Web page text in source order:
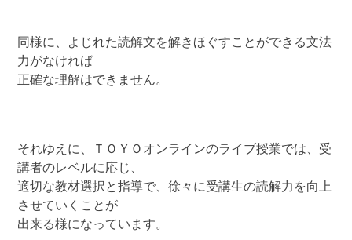
同様に、よじれた読解文を解きほぐすことができる文法
力がなければ
正確な理解はできません。
それゆえに、ＴＯＹＯオンラインのライブ授業では、受
講者のレベルに応じ、
適切な教材選択と指導で、徐々に受講生の読解力を向上
させていくことが
出来る様になっています。